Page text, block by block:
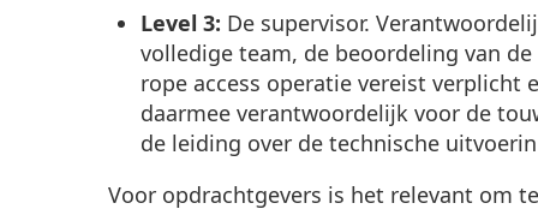
Level 3: De supervisor.
volledige team, de beoordeling van
rope access operatie vereist verplicht
daarmee verantwoordelijk voor de
de leiding over de technische
Voor opdrachtgevers is het relevant om